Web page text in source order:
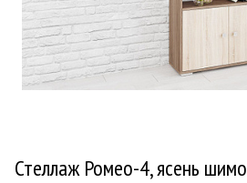
Стеллаж Ромео-4, ясень шимо